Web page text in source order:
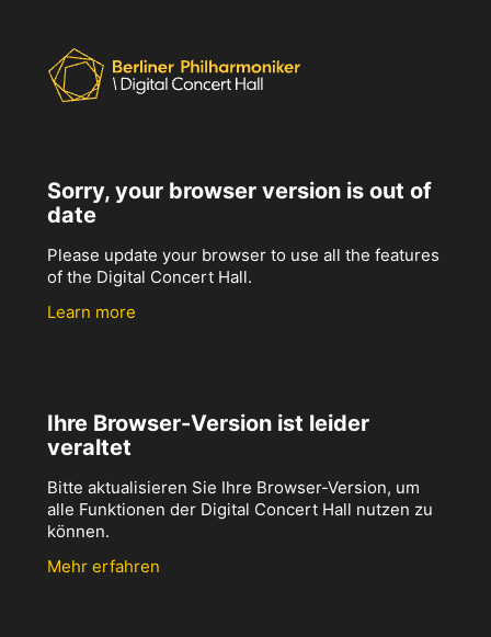
Sorry, your browser version is out of
date
Please update your browser to use all the features
of the Digital Concert Hall.
Learn more
Ihre Browser-Version ist leider
veraltet
Bitte aktualisieren Sie Ihre Browser-Version, um
alle Funktionen der Digital Concert Hall nutzen zu
können.
Mehr erfahren